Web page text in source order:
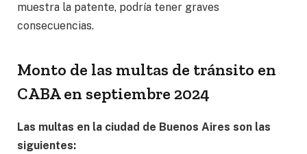
muestra la patente, podría tener graves
consecuencias.
Monto de las multas de tránsito en
CABA en septiembre 2024
Las multas en la ciudad de Buenos Aires son las
siguientes: